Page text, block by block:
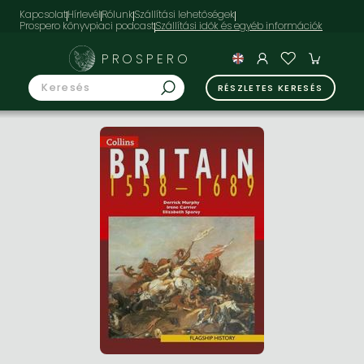
KapcsolatHírlevélRólunkSzállítási lehetőségek
Prospero könyvpiaci podcast
PROSPERO
RÉSZLETES KERESÉS